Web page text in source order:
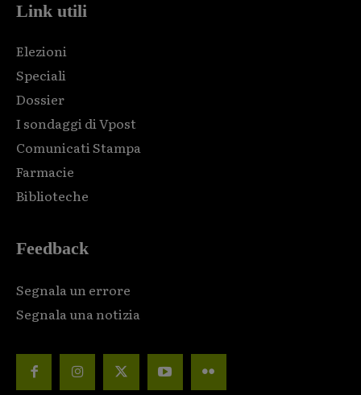
Link utili
Elezioni
Speciali
Dossier
I sondaggi di Vpost
Comunicati Stampa
Farmacie
Biblioteche
Feedback
Segnala un errore
Segnala una notizia